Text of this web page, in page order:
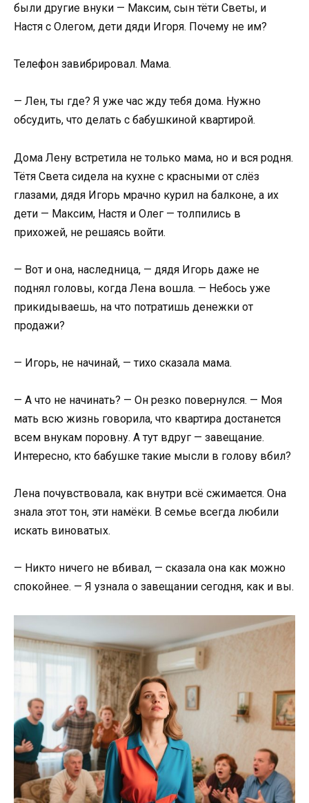
были другие внуки — Максим, сын тёти Светы, и
Настя с Олегом, дети дяди Игоря. Почему не им?
Телефон завибрировал. Мама.
— Лен, ты где? Я уже час жду тебя дома. Нужно
обсудить, что делать с бабушкиной квартирой.
Дома Лену встретила не только мама, но и вся родня.
Тётя Света сидела на кухне с красными от слёз
глазами, дядя Игорь мрачно курил на балконе, а их
дети — Максим, Настя и Олег — толпились в
прихожей, не решаясь войти.
— Вот и она, наследница, — дядя Игорь даже не
поднял головы, когда Лена вошла. — Небось уже
прикидываешь, на что потратишь денежки от
продажи?
— Игорь, не начинай, — тихо сказала мама.
— А что не начинать? — Он резко повернулся. — Моя
мать всю жизнь говорила, что квартира достанется
всем внукам поровну. А тут вдруг — завещание.
Интересно, кто бабушке такие мысли в голову вбил?
Лена почувствовала, как внутри всё сжимается. Она
знала этот тон, эти намёки. В семье всегда любили
искать виноватых.
— Никто ничего не вбивал, — сказала она как можно
спокойнее. — Я узнала о завещании сегодня, как и вы.